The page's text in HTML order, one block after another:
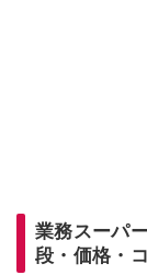
業務スーパ
段・価格・